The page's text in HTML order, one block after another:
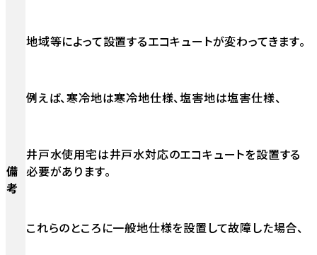
備
考
地域等によって設置するエコキュートが変わってきます。
例えば、寒冷地は寒冷地仕様、塩害地は塩害仕様、
井戸水使用宅は井戸水対応のエコキュートを設置する
必要があります。
これらのところに一般地仕様を設置して故障した場合、